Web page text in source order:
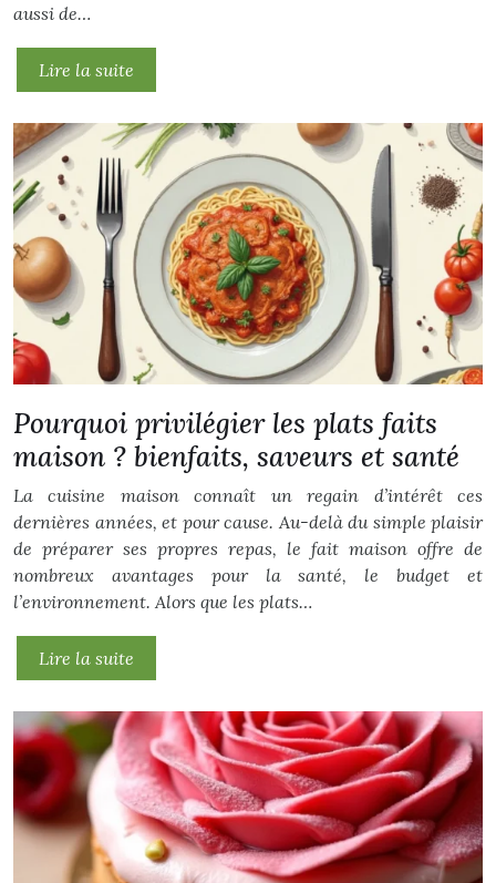
aussi de…
Lire la suite
Pourquoi privilégier les plats faits
maison ? bienfaits, saveurs et santé
La cuisine maison connaît un regain d’intérêt ces
dernières années, et pour cause. Au-delà du simple plaisir
de préparer ses propres repas, le fait maison offre de
nombreux avantages pour la santé, le budget et
l’environnement. Alors que les plats…
Lire la suite